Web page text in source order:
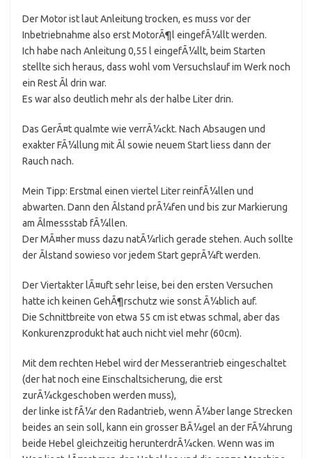
Der Motor ist laut Anleitung trocken, es muss vor der
Inbetriebnahme also erst MotorÃ¶l eingefÃ¼llt werden.
Ich habe nach Anleitung 0,55 l eingefÃ¼llt, beim Starten
stellte sich heraus, dass wohl vom Versuchslauf im Werk noch
ein Rest Ãl drin war.
Es war also deutlich mehr als der halbe Liter drin.
Das GerÃ¤t qualmte wie verrÃ¼ckt. Nach Absaugen und
exakter FÃ¼llung mit Ãl sowie neuem Start liess dann der
Rauch nach.
Mein Tipp: Erstmal einen viertel Liter reinfÃ¼llen und
abwarten. Dann den Ãlstand prÃ¼fen und bis zur Markierung
am Ãlmessstab fÃ¼llen.
Der MÃ¤her muss dazu natÃ¼rlich gerade stehen. Auch sollte
der Ãlstand sowieso vor jedem Start geprÃ¼ft werden.
Der Viertakter lÃ¤uft sehr leise, bei den ersten Versuchen
hatte ich keinen GehÃ¶rschutz wie sonst Ã¼blich auf.
Die Schnittbreite von etwa 55 cm ist etwas schmal, aber das
Konkurenzprodukt hat auch nicht viel mehr (60cm).
Mit dem rechten Hebel wird der Messerantrieb eingeschaltet
(der hat noch eine Einschaltsicherung, die erst
zurÃ¼ckgeschoben werden muss),
der linke ist fÃ¼r den Radantrieb, wenn Ã¼ber lange Strecken
beides an sein soll, kann ein grosser BÃ¼gel an der FÃ¼hrung
beide Hebel gleichzeitig herunterdrÃ¼cken. Wenn was im